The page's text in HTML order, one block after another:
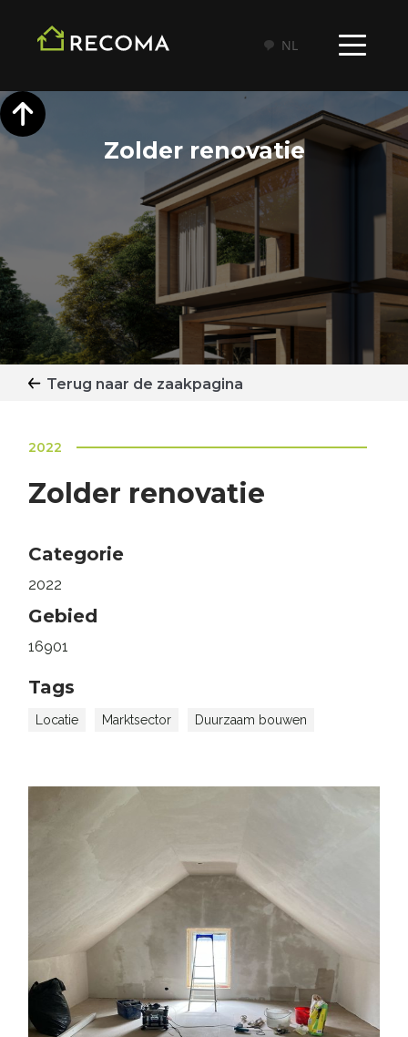
NL
Zolder renovatie
Terug naar de zaakpagina
2022
Zolder renovatie
Categorie
2022
Gebied
16901
Tags
Locatie Marktsector Duurzaam bouwen